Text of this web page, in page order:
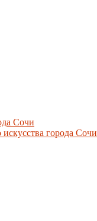
Сочи
города Сочи